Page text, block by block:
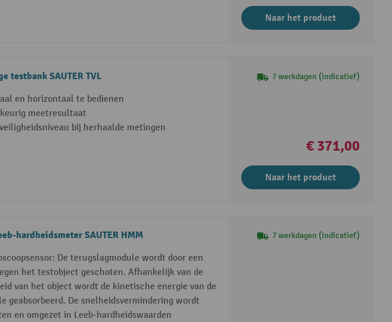
Naar het product
testbank SAUTER TVL
en horizontaal te bedienen
meetresultaat
bij herhaalde metingen
7 werkdagen (indicatief)
€ 371,00
Naar het product
hardheidsmeter SAUTER HMM
De terugslagmodule wordt door een
het testobject geschoten. Afhankelijk van de
van het object wordt de kinetische energie van de
geabsorbeerd. De snelheidsvermindering wordt
en omgezet in Leeb-hardheidswaarden
7 werkdagen (indicatief)